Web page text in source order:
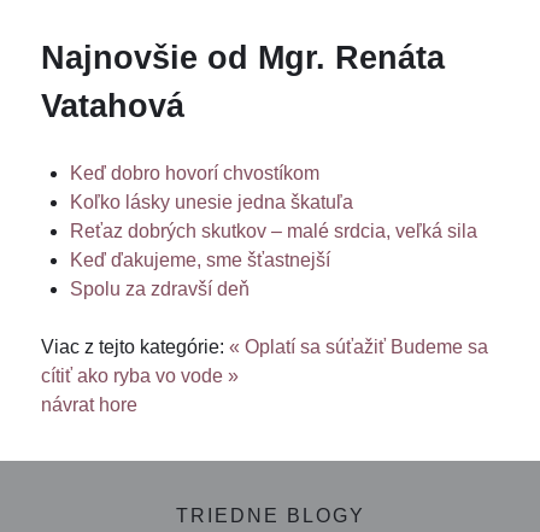
Najnovšie od Mgr. Renáta
Vatahová
Keď dobro hovorí chvostíkom
Koľko lásky unesie jedna škatuľa
Reťaz dobrých skutkov – malé srdcia, veľká sila
Keď ďakujeme, sme šťastnejší
Spolu za zdravší deň
Viac z tejto kategórie: « Oplatí sa súťažiť Budeme sa
cítiť ako ryba vo vode »
návrat hore
TRIEDNE BLOGY